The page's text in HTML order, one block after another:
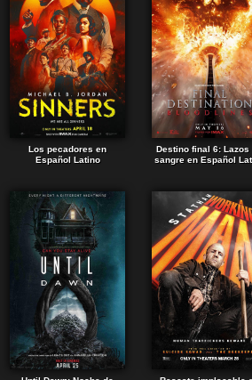
Los pecadores en
Español Latino
Destino final 6: Lazos
sangre en Español